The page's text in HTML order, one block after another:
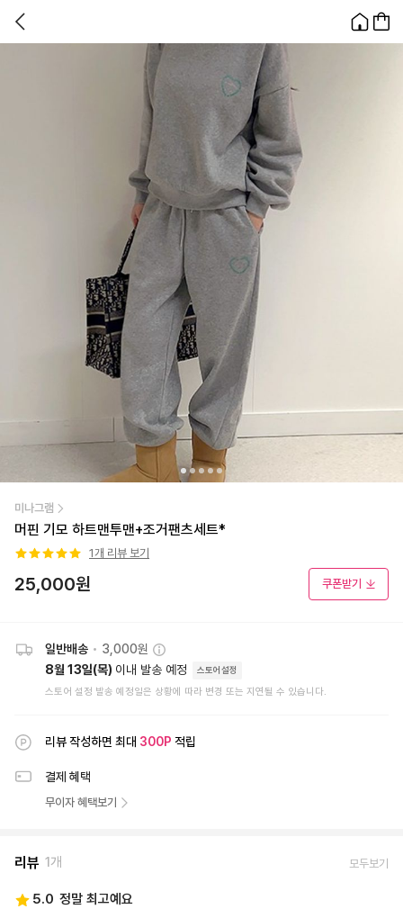
미나그램
머핀 기모 하트맨투맨+조거팬츠세트*
1 개 리뷰 보기
25,000원 쿠폰받기
일반배송 • 3,000원
8월 13일(목) 이내 발송 예정 스토어설정
스토어 설정 발송 예정일은 상황에 따라 변경 또는 지연될 수 있습니다.
리뷰 작성하면 최대 300P 적립
결제 혜택
무이자 혜택보기
리뷰 1개 모두보기
5.0 정말 최고예요